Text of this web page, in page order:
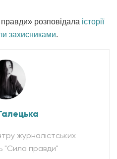
розповідала історії
захисниками.
журналістських
"Сила правди"